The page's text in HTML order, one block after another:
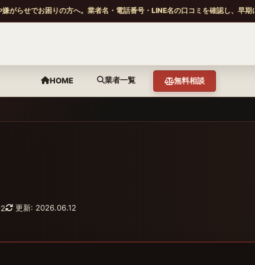
がらせでお困りの方へ。業者名・電話番号・LINE名の口コミを確認し、早期
HOME 業者一覧 無料相談
更新: 2026.06.12